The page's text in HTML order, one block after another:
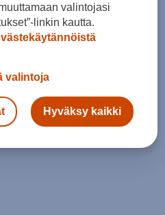
valintojasi
linkin kautta.
valintoja
Hyväksy kaikki